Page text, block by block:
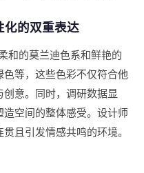
化的双重表达
和的莫兰迪色系和鲜艳的
等，这些色彩不仅符合他
意。同时，调研数据显
空间的整体感受。设计师
且引发情感共鸣的环境。